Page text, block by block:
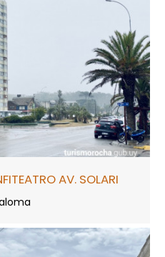
AV. SOLARI